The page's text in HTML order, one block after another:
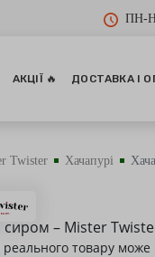
ПН-
АКЦІЇ 🔥 ДОСТАВКА І
Twister Хачапурі
товару може